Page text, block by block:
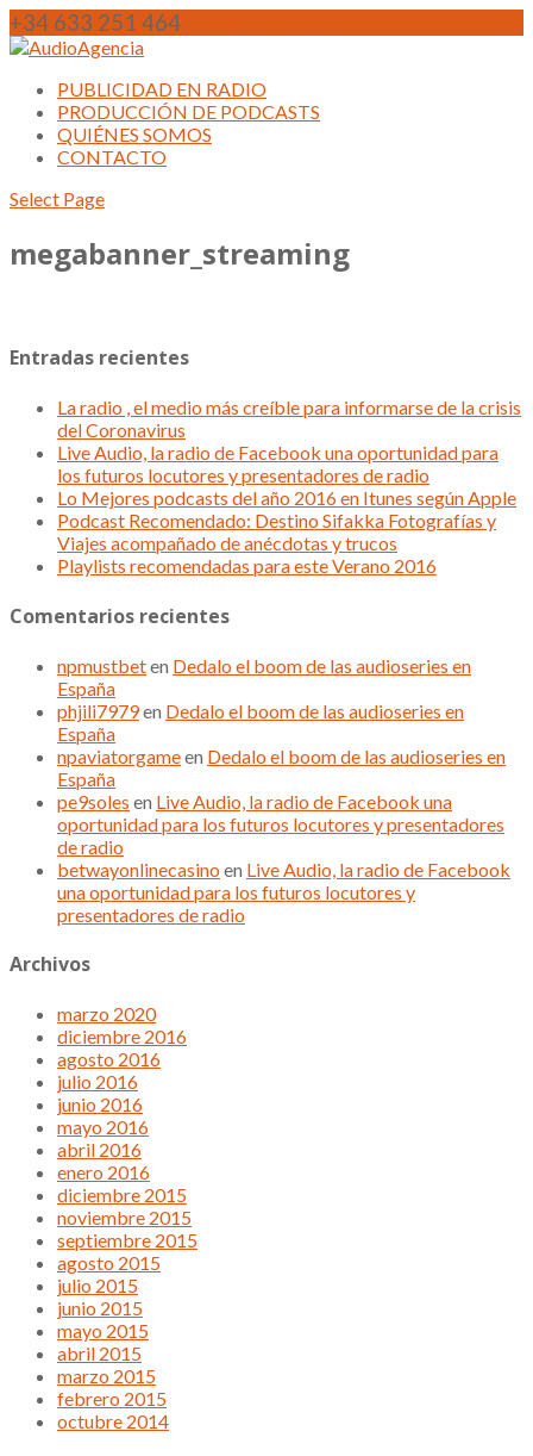
+34 633 251 464
PUBLICIDAD EN RADIO
PRODUCCIÓN DE PODCASTS
QUIÉNES SOMOS
CONTACTO
Select Page
megabanner_streaming
Entradas recientes
La radio , el medio más creíble para informarse de la crisis
del Coronavirus
Live Audio, la radio de Facebook una oportunidad para
los futuros locutores y presentadores de radio
Lo Mejores podcasts del año 2016 en Itunes según Apple
Podcast Recomendado: Destino Sifakka Fotografías y
Viajes acompañado de anécdotas y trucos
Playlists recomendadas para este Verano 2016
Comentarios recientes
npmustbeten Dedalo el boom de las audioseries en
España
phjili7979en Dedalo el boom de las audioseries en
España
npaviatorgameen Dedalo el boom de las audioseries en
España
pe9soles en Live Audio, la radio de Facebook una
oportunidad para los futuros locutores y presentadores
de radio
betwayonlinecasino en Live Audio, la radio de Facebook
una oportunidad para los futuros locutores y
presentadores de radio
Archivos
marzo 2020
diciembre 2016
agosto 2016
julio 2016
junio 2016
mayo 2016
abril 2016
enero 2016
diciembre 2015
noviembre 2015
septiembre 2015
agosto 2015
julio 2015
junio 2015
mayo 2015
abril 2015
marzo 2015
febrero 2015
octubre 2014